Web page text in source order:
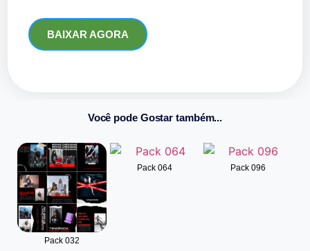
BAIXAR AGORA
Você pode Gostar também...
Pack 032
Pack 064 Pack 096